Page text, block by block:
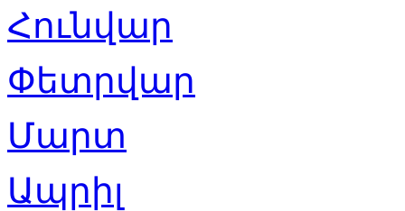
Հունվար
Փետրվար
Մարտ
Ապրիլ